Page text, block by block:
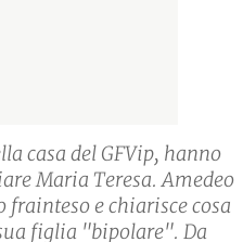
casa del GFVip, hanno
Maria Teresa. Amedeo
frainteso e chiarisce cosa
figlia "bipolare". Da